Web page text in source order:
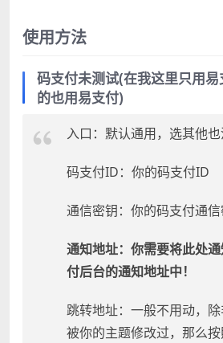
使用方法
码支付未测试(在我这里只用
的也用易支付)
入口：默认通用，选其他
码支付ID：你的码支付ID
通信密钥：你的码支付通
通知地址：你需要将此处
付后台的通知地址中！
跳转地址：一般不用动，
被你的主题修改过，那么